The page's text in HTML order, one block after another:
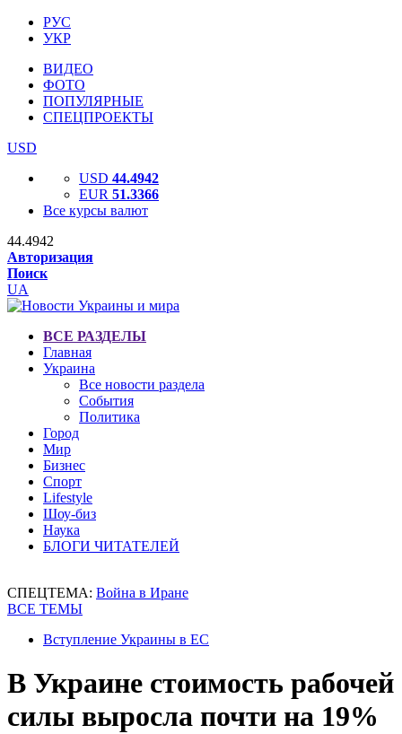
РУС
УКР
ВИДЕО
ФОТО
ПОПУЛЯРНЫЕ
СПЕЦПРОЕКТЫ
USD
USD 44.4942
EUR 51.3366
Все курсы валют
44.4942
Авторизация
Поиск
UA
ВСЕ РАЗДЕЛЫ
Главная
Украина
Все новости раздела
События
Политика
Город
Мир
Бизнес
Спорт
Lifestyle
Шоу-биз
Наука
БЛОГИ ЧИТАТЕЛЕЙ
СПЕЦТЕМА: Война в Иране
ВСЕ ТЕМЫ
Вступление Украины в ЕС
В Украине стоимость рабочей
силы выросла почти на 19%